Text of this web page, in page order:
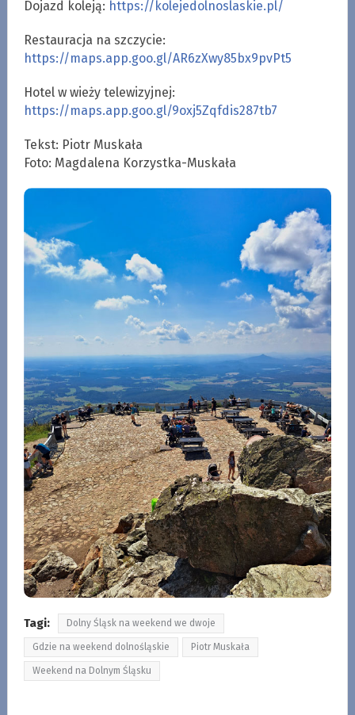
Dojazd koleją: https://kolejedolnoslaskie.pl/
Restauracja na szczycie:
https://maps.app.goo.gl/AR6zXwy85bx9pvPt5
Hotel w wieży telewizyjnej:
https://maps.app.goo.gl/9oxj5Zqfdis287tb7
Tekst: Piotr Muskała
Foto: Magdalena Korzystka-Muskała
Tagi: Dolny Śląsk na weekend we dwoje
Gdzie na weekend dolnośląskie Piotr Muskała
Weekend na Dolnym Śląsku